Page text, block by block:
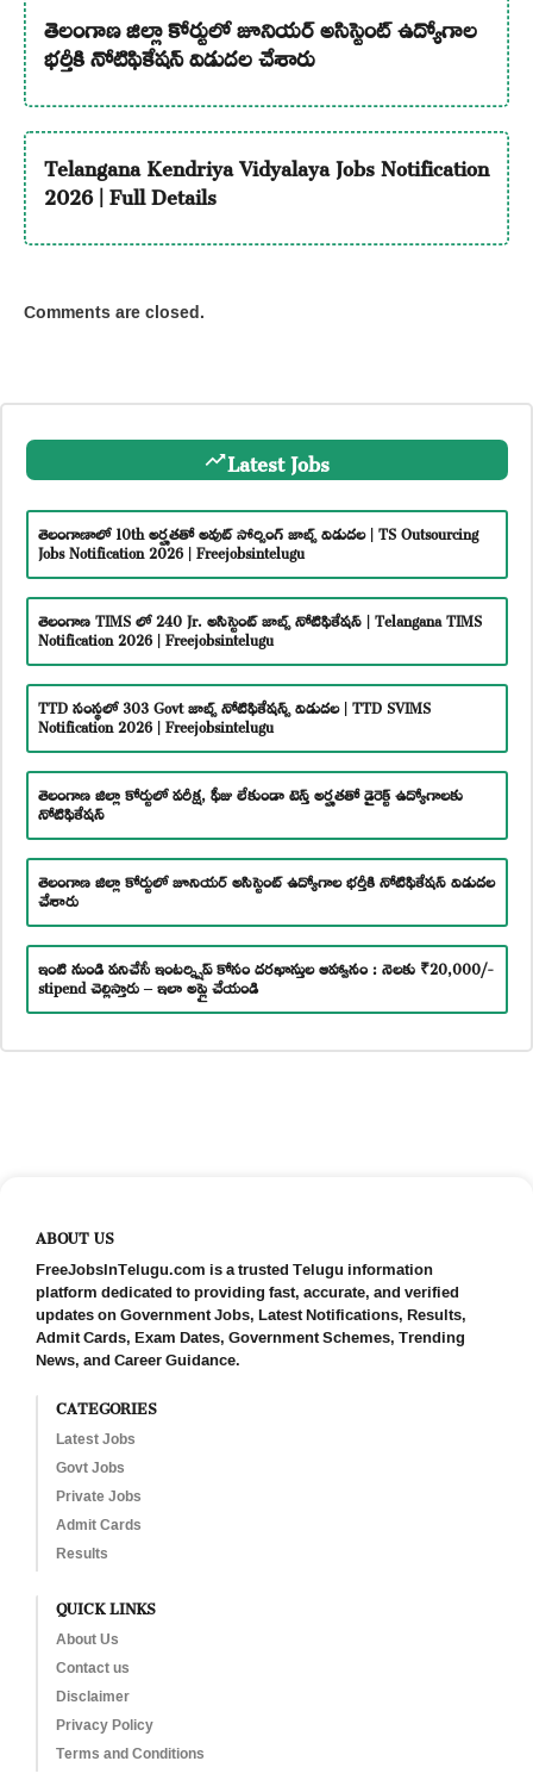
తెలంగాణ జిల్లా కోర్టులో జూనియర్ అసిస్టెంట్ ఉద్యోగాల
భర్తీకి నోటిఫికేషన్ విడుదల చేశారు
Telangana Kendriya Vidyalaya Jobs Notification
2026 | Full Details
Comments are closed.
Latest Jobs
తెలంగాణాలో 10th అర్హతతో అవుట్ సోర్సింగ్ జాబ్స్ విడుదల | TS Outsourcing
Jobs Notification 2026 | Freejobsintelugu
తెలంగాణ TIMS లో 240 Jr. అసిస్టెంట్ జాబ్స్ నోటిఫికేషన్ | Telangana TIMS
Notification 2026 | Freejobsintelugu
TTD సంస్థలో 303 Govt జాబ్స్ నోటిఫికేషన్స్ విడుదల | TTD SVIMS
Notification 2026 | Freejobsintelugu
తెలంగాణ జిల్లా కోర్టులో పరీక్ష, ఫీజు లేకుండా టెన్త్ అర్హతతో డైరెక్ట్ ఉద్యోగాలకు
నోటిఫికేషన్
తెలంగాణ జిల్లా కోర్టులో జూనియర్ అసిస్టెంట్ ఉద్యోగాల భర్తీకి నోటిఫికేషన్ విడుదల
చేశారు
ఇంటి నుండి పనిచేసే ఇంటర్న్షిప్ కోసం దరఖాస్తుల ఆహ్వానం : నెలకు ₹20,000/-
stipend చెల్లిస్తారు – ఇలా అప్లై చేయండి
ABOUT US
FreeJobsInTelugu.com is a trusted Telugu information
platform dedicated to providing fast, accurate, and verified
updates on Government Jobs, Latest Notifications, Results,
Admit Cards, Exam Dates, Government Schemes, Trending
News, and Career Guidance.
CATEGORIES
Latest Jobs
Govt Jobs
Private Jobs
Admit Cards
Results
QUICK LINKS
About Us
Contact us
Disclaimer
Privacy Policy
Terms and Conditions